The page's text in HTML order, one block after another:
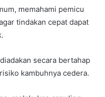
memahami pemicu
tindakan cepat dapat
secara bertahap
kambuhnya cedera.